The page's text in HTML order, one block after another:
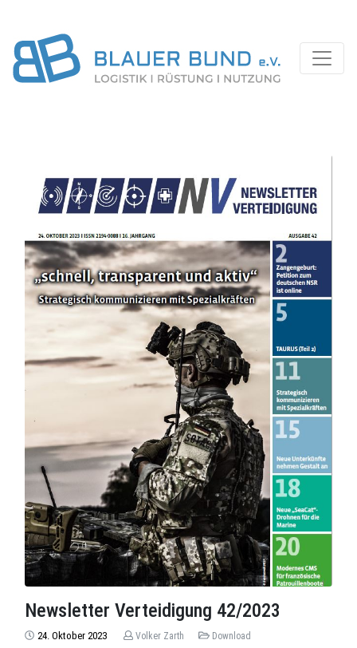
Newsletter Verteidigung 42/2023
24. Oktober 2023 Volker Zarth Download